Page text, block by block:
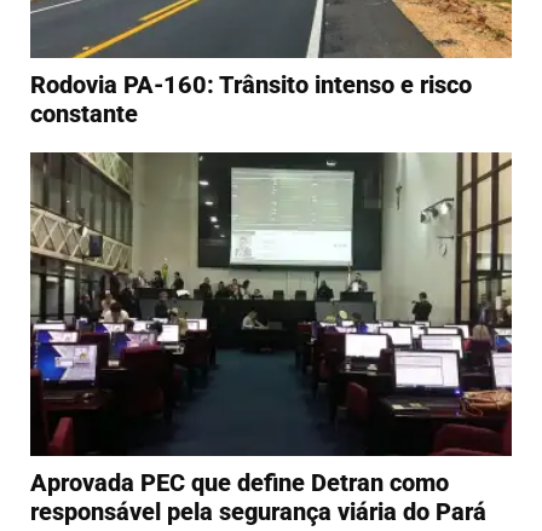
Rodovia PA-160: Trânsito intenso e risco
constante
Aprovada PEC que define Detran como
responsável pela segurança viária do Pará